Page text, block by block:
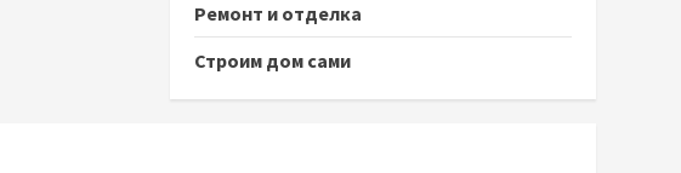
Ремонт и отделка
Строим дом сами